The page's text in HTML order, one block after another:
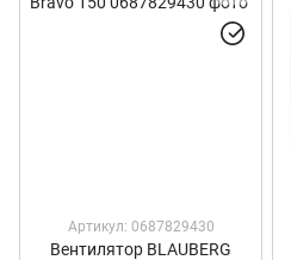
Артикул: 0687829430
Вентилятор BLAUBERG